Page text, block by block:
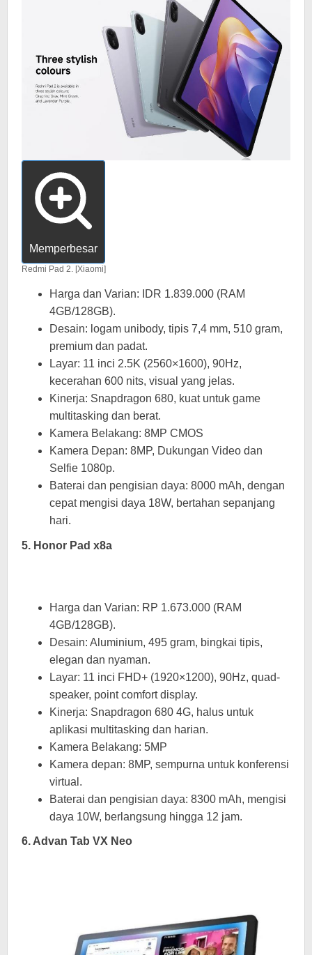
Memperbesar
Redmi Pad 2. [Xiaomi]
Harga dan Varian: IDR 1.839.000 (RAM
4GB/128GB).
Desain: logam unibody, tipis 7,4 mm, 510 gram,
premium dan padat.
Layar: 11 inci 2.5K (2560×1600), 90Hz,
kecerahan 600 nits, visual yang jelas.
Kinerja: Snapdragon 680, kuat untuk game
multitasking dan berat.
Kamera Belakang: 8MP CMOS
Kamera Depan: 8MP, Dukungan Video dan
Selfie 1080p.
Baterai dan pengisian daya: 8000 mAh, dengan
cepat mengisi daya 18W, bertahan sepanjang
hari.
5. Honor Pad x8a
Harga dan Varian: RP 1.673.000 (RAM
4GB/128GB).
Desain: Aluminium, 495 gram, bingkai tipis,
elegan dan nyaman.
Layar: 11 inci FHD+ (1920×1200), 90Hz, quad-
speaker, point comfort display.
Kinerja: Snapdragon 680 4G, halus untuk
aplikasi multitasking dan harian.
Kamera Belakang: 5MP
Kamera depan: 8MP, sempurna untuk konferensi
virtual.
Baterai dan pengisian daya: 8300 mAh, mengisi
daya 10W, berlangsung hingga 12 jam.
6. Advan Tab VX Neo